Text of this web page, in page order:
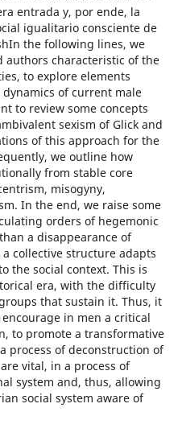
entrada y, por ende, la
igualitario consciente de
the following lines, we
authors characteristic of the
to explore elements
of current male
to review some concepts
sexism of Glick and
of this approach for the
we outline how
from stable core
misogyny,
In the end, we raise some
orders of hegemonic
a disappearance of
collective structure adapts
the social context. This is
era, with the difficulty
that sustain it. Thus, it
in men a critical
to promote a transformative
process of deconstruction of
vital, in a process of
system and, thus, allowing
social system aware of